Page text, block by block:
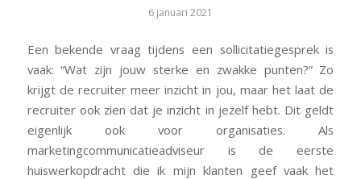
6 januari 2021
Een bekende vraag tijdens een sollicitatiegesprek is
vaak: “Wat zijn jouw sterke en zwakke punten?” Zo
krijgt de recruiter meer inzicht in jou, maar het laat de
recruiter ook zien dat je inzicht in jezelf hebt. Dit geldt
eigenlijk ook voor organisaties. Als
marketingcommunicatieadviseur is de eerste
huiswerkopdracht die ik mijn klanten geef vaak het